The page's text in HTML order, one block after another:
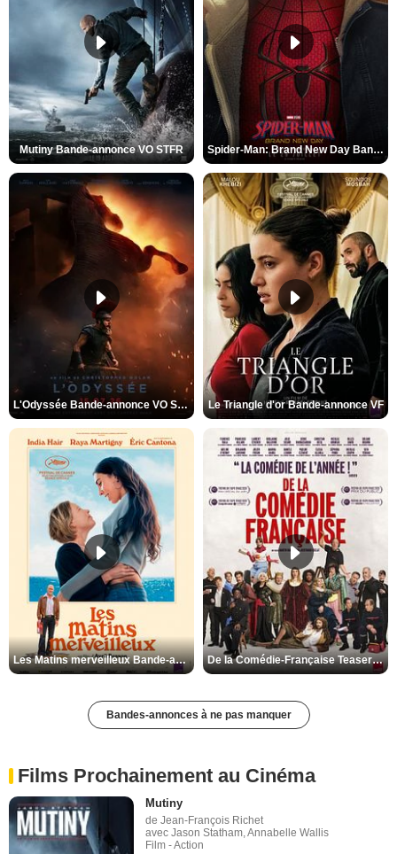
Mutiny Bande-annonce VO STFR Spider-Man: Brand New Day Bande-annonce VO STFR
L'Odyssée Bande-annonce VO STFR Le Triangle d'or Bande-annonce VF
Les Matins merveilleux Bande-annonce VF De la Comédie-Française Teaser VF
Bandes-annonces à ne pas manquer
Films Prochainement au Cinéma
Mutiny
de Jean-François Richet
avec Jason Statham, Annabelle Wallis
Film - Action